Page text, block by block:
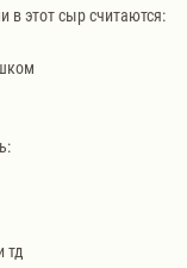
в этот сыр считаются:
тд